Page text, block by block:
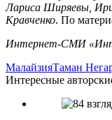
Лариса Ширяевы,
Кравченко. По
Интернет-СМИ
МалайзияТаман
Интересные